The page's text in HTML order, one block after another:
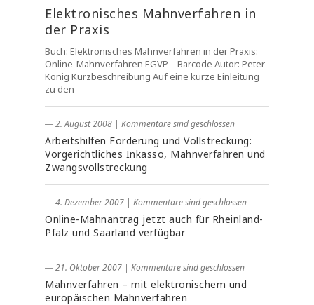
Elektronisches Mahnverfahren in
der Praxis
Buch: Elektronisches Mahnverfahren in der Praxis:
Online-Mahnverfahren EGVP – Barcode Autor: Peter
König Kurzbeschreibung Auf eine kurze Einleitung
zu den
― 2. August 2008 | Kommentare sind geschlossen
Arbeitshilfen Forderung und Vollstreckung:
Vorgerichtliches Inkasso, Mahnverfahren und
Zwangsvollstreckung
― 4. Dezember 2007 | Kommentare sind geschlossen
Online-Mahnantrag jetzt auch für Rheinland-
Pfalz und Saarland verfügbar
― 21. Oktober 2007 | Kommentare sind geschlossen
Mahnverfahren – mit elektronischem und
europäischen Mahnverfahren